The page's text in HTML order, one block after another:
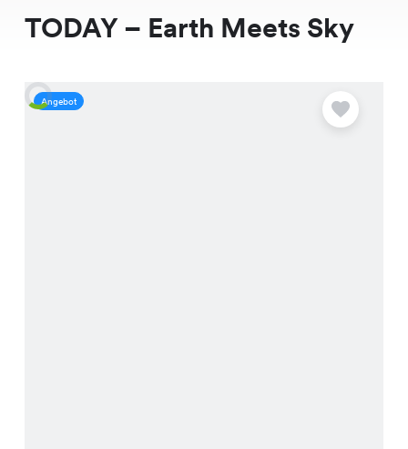
TODAY – Earth Meets Sky
Angebot